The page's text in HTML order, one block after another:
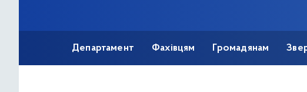
Департамент Фахівцям Громадянам